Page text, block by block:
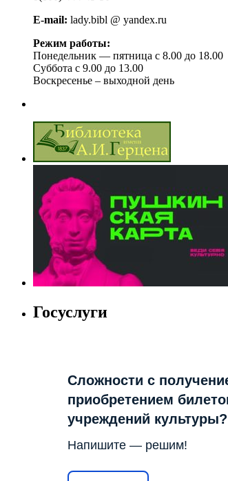
E-mail: lady.bibl @ yandex.ru
Режим работы:
Понедельник — пятница с 8.00 до 18.00
Суббота с 9.00 до 13.00
Воскресенье – выходной день
Госуслуги
Сложности с
приобретением
учреждений культуры?
Напишите — решим!